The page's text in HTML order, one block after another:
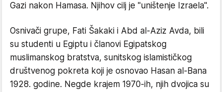
Gazi nakon Hamasa. Njihov cilj je "uništenje Izraela".
Osnivači grupe, Fati Šakaki i Abd al-Aziz Avda, bili
su studenti u Egiptu i članovi Egipatskog
muslimanskog bratstva, sunitskog islamističkog
društvenog pokreta koji je osnovao Hasan al-Bana
1928. godine. Negde krajem 1970-ih, njih dvojica su